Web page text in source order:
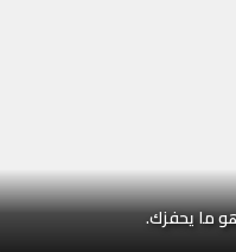
ما يحفزك.